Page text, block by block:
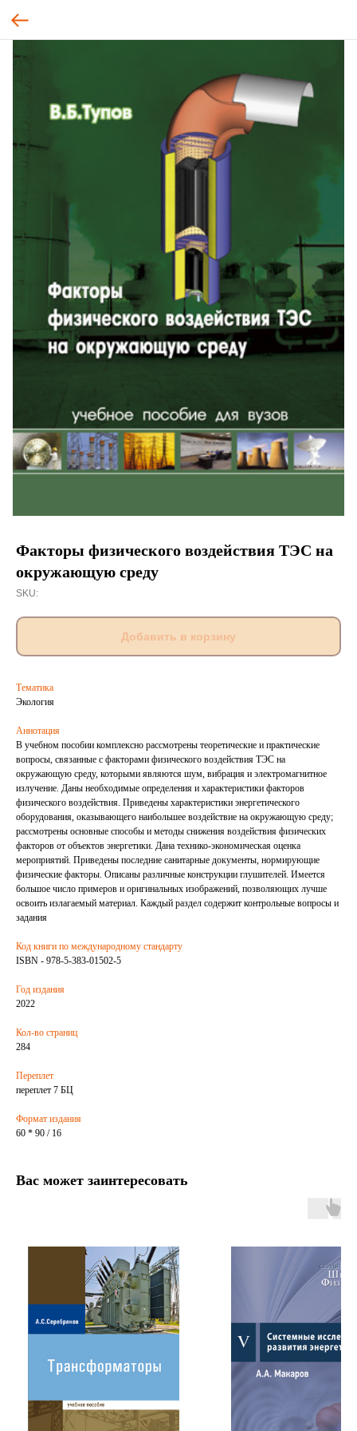
Факторы физического воздействия ТЭС на
окружающую среду
SKU:
Добавить в корзину
Тематика
Экология
Аннотация
В учебном пособии комплексно рассмотрены теоретические и практические
вопросы, связанные с факторами физического воздействия ТЭС на
окружающую среду, которыми являются шум, вибрация и электромагнитное
излучение. Даны необходимые определения и характеристики факторов
физического воздействия. Приведены характеристики энергетического
оборудования, оказывающего наибольшее воздействие на окружающую среду;
рассмотрены основные способы и методы снижения воздействия физических
факторов от объектов энергетики. Дана технико-экономическая оценка
мероприятий. Приведены последние санитарные документы, нормирующие
физические факторы. Описаны различные конструкции глушителей. Имеется
большое число примеров и оригинальных изображений, позволяющих лучше
освоить излагаемый материал. Каждый раздел содержит контрольные вопросы и
задания
Код книги по международному стандарту
ISBN - 978-5-383-01502-5
Год издания
2022
Кол-во страниц
284
Переплет
переплет 7 БЦ
Формат издания
60 * 90 / 16
Вас может заинтересовать